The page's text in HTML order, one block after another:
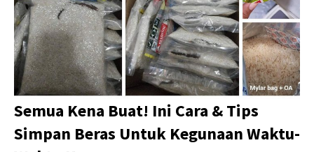
Semua Kena Buat! Ini Cara & Tips
Simpan Beras Untuk Kegunaan Waktu-